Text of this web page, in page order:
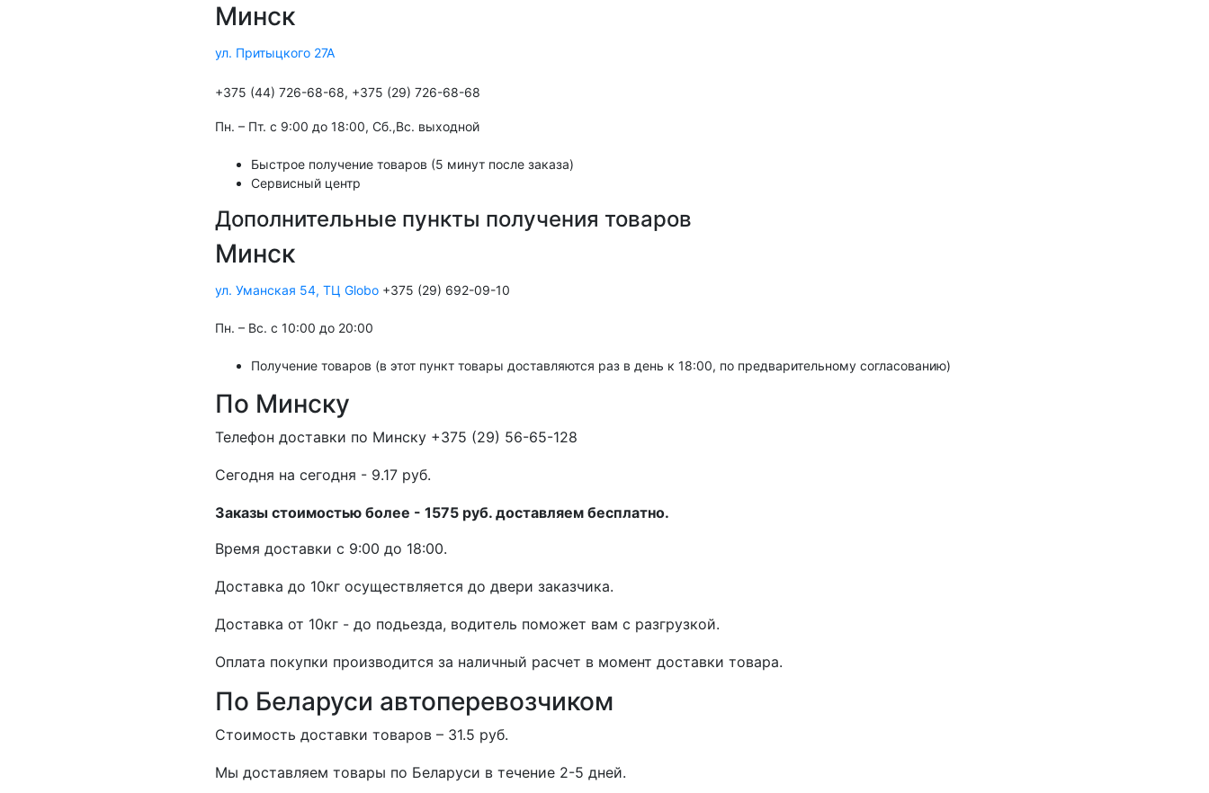
Минск
ул. Притыцкого 27А
+375 (44) 726-68-68, +375 (29) 726-68-68
Пн. – Пт. с 9:00 до 18:00, Cб.,Вс. выходной
Быстрое получение товаров (5 минут после заказа)
Сервисный центр
Дополнительные пункты получения товаров
Минск
ул. Уманская 54, ТЦ Globo +375 (29) 692-09-10
Пн. – Вс. с 10:00 до 20:00
Получение товаров (в этот пункт товары доставляются раз в день к 18:00, по предварительному согласованию)
По Минску
Телефон доставки по Минску +375 (29) 56-65-128
Cегодня на сегодня - 9.17 руб.
Заказы стоимостью более - 1575 руб. доставляем бесплатно.
Время доставки с 9:00 до 18:00.
Доставка до 10кг осуществляется до двери заказчика.
Доставка от 10кг - до подьезда, водитель поможет вам с разгрузкой.
Оплата покупки производится за наличный расчет в момент доставки товара.
По Беларуси автоперевозчиком
Стоимость доставки товаров – 31.5 руб.
Мы доставляем товары по Беларуси в течение 2-5 дней.